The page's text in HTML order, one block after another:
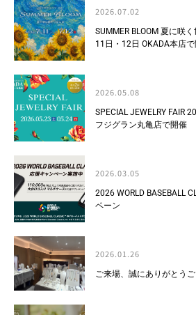
2026.07.02
SUMMER BLOOM 夏に咲
11日・12日 OKADA本店
2026.05.08
SPECIAL JEWELRY FAIR
フジグラン丸亀店で開催
2026.03.05
2026 WORLD BASEBALL
ペーン
2026.01.26
ご来場、誠にありがとう